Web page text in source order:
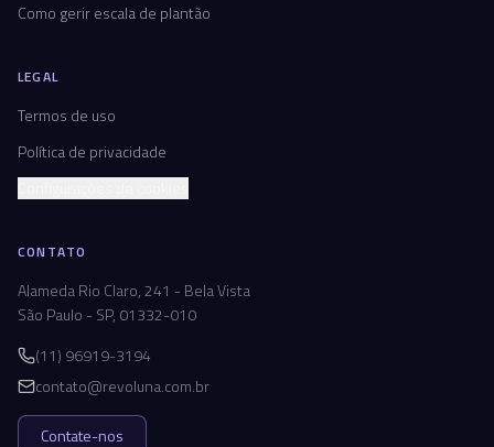
Como gerir escala de plantão
LEGAL
Termos de uso
Política de privacidade
CONTATO
Alameda Rio Claro, 241 - Bela Vista
São Paulo - SP, 01332-010
(11) 96919-3194
contato@revoluna.com.br
Contate-nos